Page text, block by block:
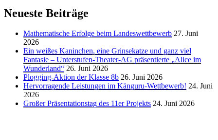
Neueste Beiträge
Mathematische Erfolge beim Landeswettbewerb 27. Juni
2026
Ein weißes Kaninchen, eine Grinsekatze und ganz viel
Fantasie – Unterstufen-Theater-AG präsentierte „Alice im
Wunderland“ 26. Juni 2026
Plogging-Aktion der Klasse 8b 26. Juni 2026
Hervorragende Leistungen im Känguru-Wettbewerb! 24. Juni
2026
Großer Präsentationstag des 11er Projekts 24. Juni 2026